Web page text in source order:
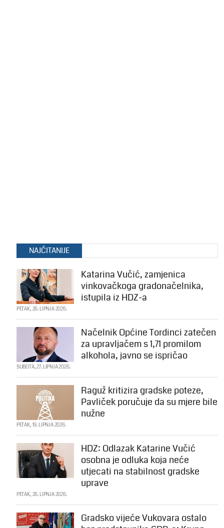
NAJČITANIJE
Katarina Vučić, zamjenica
vinkovačkoga gradonačelnika,
istupila iz HDZ-a
PETAK, 26. LIPNJA 2026.
Načelnik Općine Tordinci zatečen
za upravljačem s 1,71 promilom
alkohola, javno se ispričao
SUBOTA, 27. LIPNJA 2026.
Raguž kritizira gradske poteze,
Pavliček poručuje da su mjere bile
nužne
PETAK, 19. LIPNJA 2026.
HDZ: Odlazak Katarine Vučić
osobna je odluka koja neće
utjecati na stabilnost gradske
uprave
PETAK, 26. LIPNJA 2026.
Gradsko vijeće Vukovara ostalo